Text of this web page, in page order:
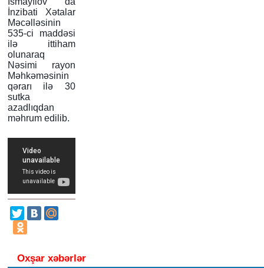
İnzibati Xətalar
Məcəlləsinin
535-ci maddəsi
ilə ittiham
olunaraq
Nəsimi rayon
Məhkəməsinin
qərarı ilə 30
sutka
azadlıqdan
məhrum edilib.
Oxşar xəbərlər